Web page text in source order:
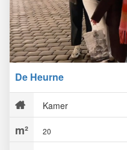
De Heurne
Kamer
20